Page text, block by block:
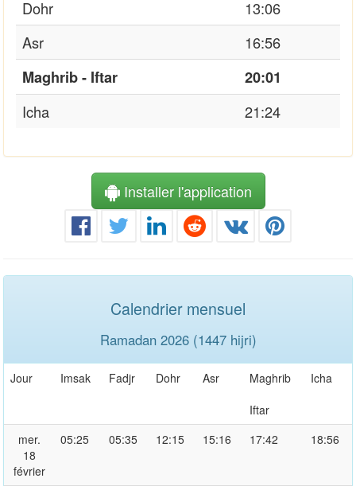
Dohr
13:06
Asr
16:56
Maghrib - Iftar
20:01
Icha
21:24
Installer l'application
Calendrier mensuel
Ramadan 2026 (1447 hijri)
Jour Imsak Fadjr Dohr Asr
Maghrib
Iftar
Icha
mer.
18
février
05:25 05:35 12:15 15:16 17:42 18:56